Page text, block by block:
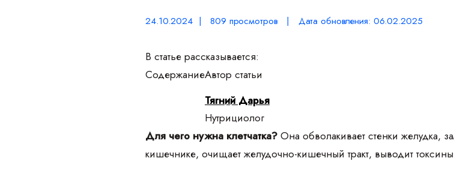
24.10.2024 | 809 просмотров | Дата обновления: 06.02.2025
В статье рассказывается:
СодержаниеАвтор статьи
Тягний Дарья
Нутрициолог
Для чего нужна клетчатка? Она обволакивает стенки желудка,
кишечнике, очищает желудочно-кишечный тракт, выводит